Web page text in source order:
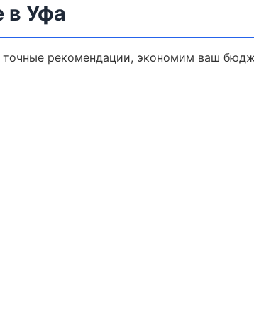
в Уфа
рекомендации, экономим ваш